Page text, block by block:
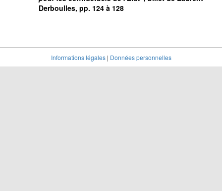
Derboulles, pp. 124 à 128
Informations légales| Données personnelles